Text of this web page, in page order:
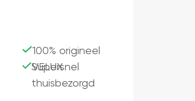
100% origineel
VELUX
Supersnel
thuisbezorgd